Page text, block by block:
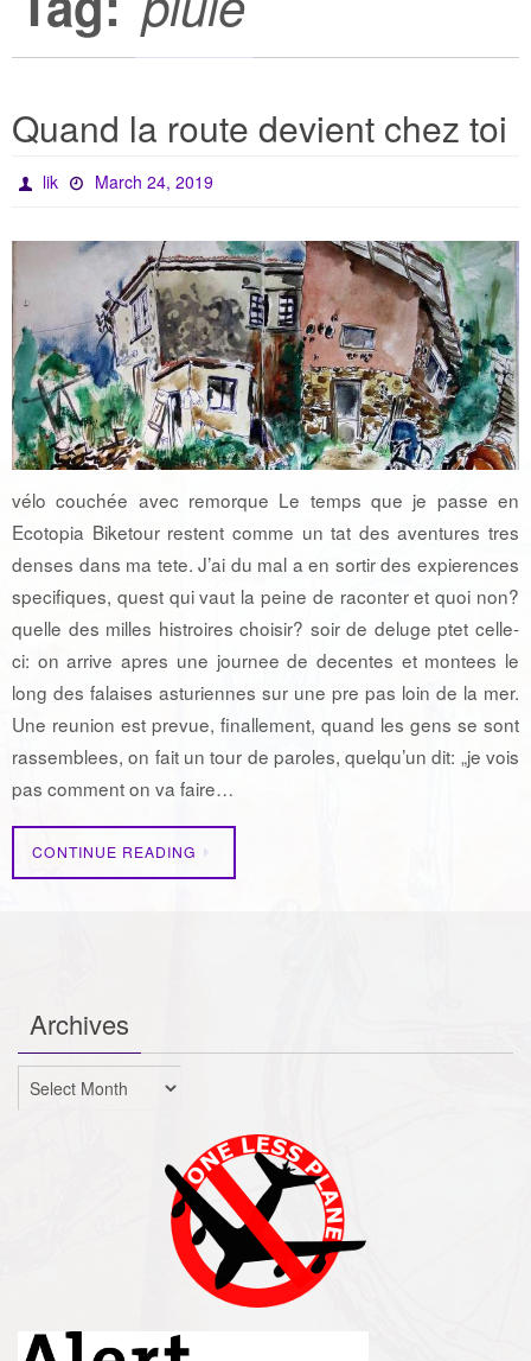
Quand la route devient chez toi
lik March 24, 2019
vélo couchée avec remorque Le temps que je passe en
Ecotopia Biketour restent comme un tat des aventures tres
denses dans ma tete. J’ai du mal a en sortir des expierences
specifiques, quest qui vaut la peine de raconter et quoi non?
quelle des milles histroires choisir? soir de deluge ptet celle-
ci: on arrive apres une journee de decentes et montees le
long des falaises asturiennes sur une pre pas loin de la mer.
Une reunion est prevue, finallement, quand les gens se sont
rassemblees, on fait un tour de paroles, quelqu’un dit: „je vois
pas comment on va faire…
CONTINUE READING
Archives
Archives